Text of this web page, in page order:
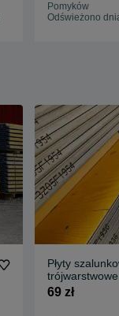
Pomyków
Odświeżono
Płyty
kauczukowe
69 zł